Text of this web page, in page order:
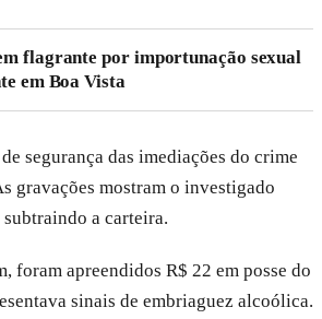
flagrante por importunação sexual
em Boa Vista
segurança das imediações do crime
gravações mostram o investigado
a carteira.
foram apreendidos R$ 22 em posse do
sinais de embriaguez alcoólica.